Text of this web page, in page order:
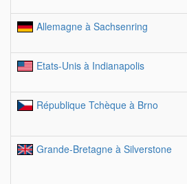
Allemagne à Sachsenring
Etats-Unis à Indianapolis
République Tchèque à Brno
Grande-Bretagne à Silverstone